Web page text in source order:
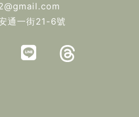
通一街21-6號